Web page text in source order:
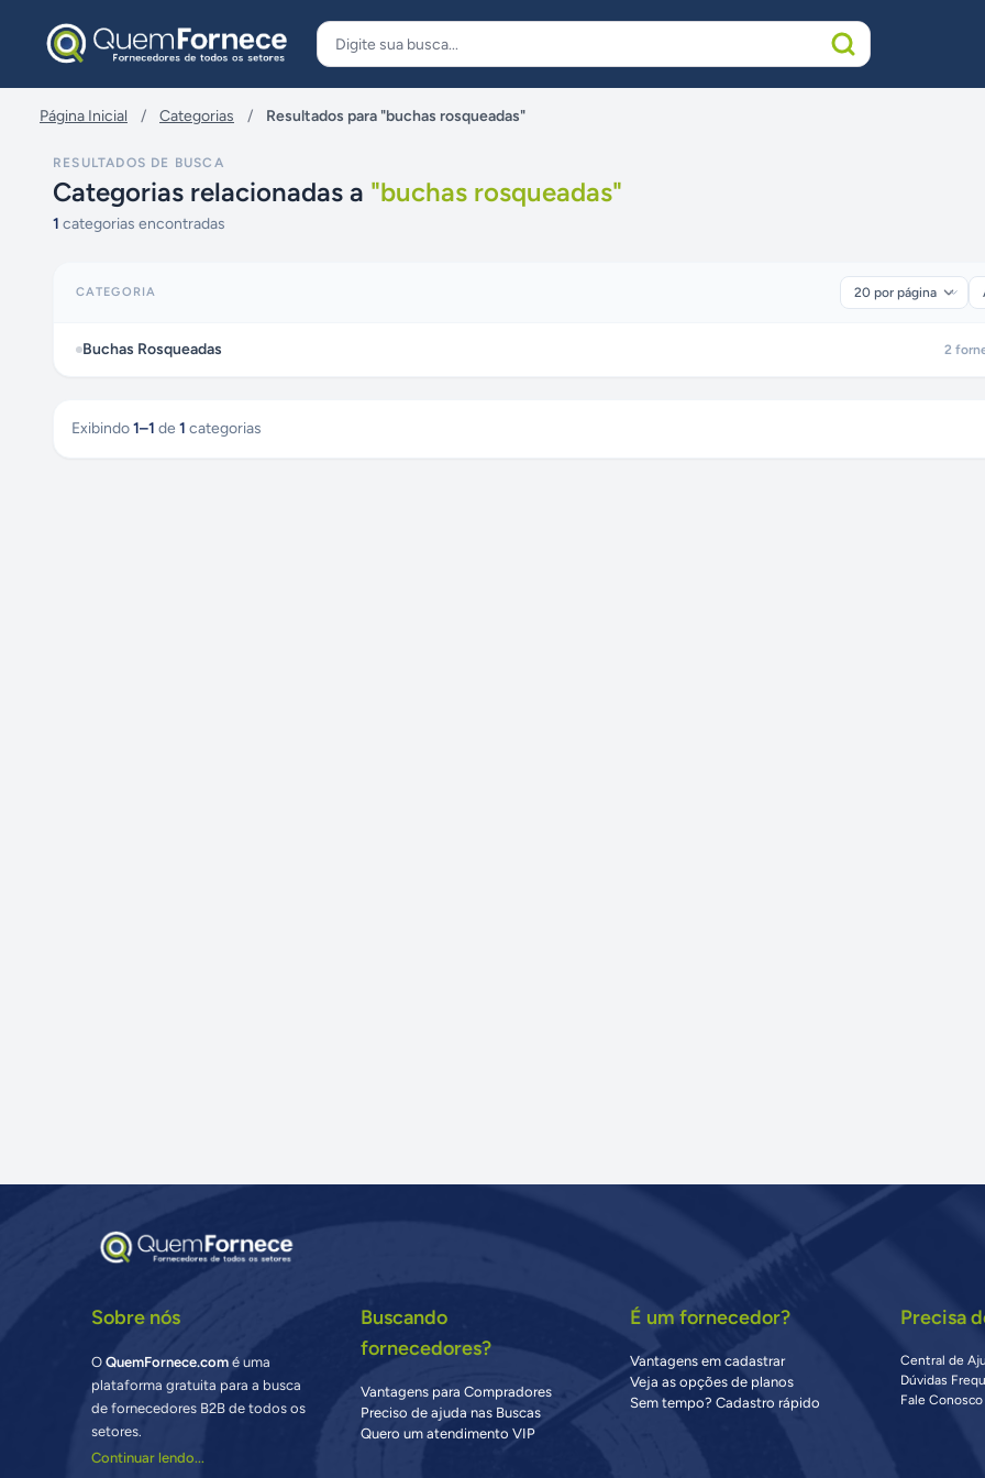
Página Inicial / Categorias / Resultados para "buchas rosqueadas"
RESULTADOS DE BUSCA
Categorias relacionadas a "buchas rosqueadas"
1 categorias encontradas
CATEGORIA
Buchas Rosqueadas 2
Exibindo1–1 de 1 categorias
Sobre nós
OQuemFornece.com é uma
plataforma gratuita para a busca
de fornecedores B2B de todos os
setores.
Continuar lendo...
Buscando
fornecedores?
Vantagens para Compradores
Preciso de ajuda nas Buscas
Quero um atendimento VIP
É um fornecedor?
Vantagens em cadastrar
Veja as opções de planos
Sem tempo? Cadastro rápido
Precisa
Central de
Dúvidas
Fale Conosco